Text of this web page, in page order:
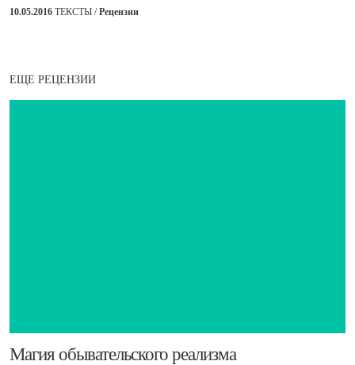
10.05.2016 ТЕКСТЫ /Рецензии
ЕЩЕ РЕЦЕНЗИИ
​Магия обывательского реализма